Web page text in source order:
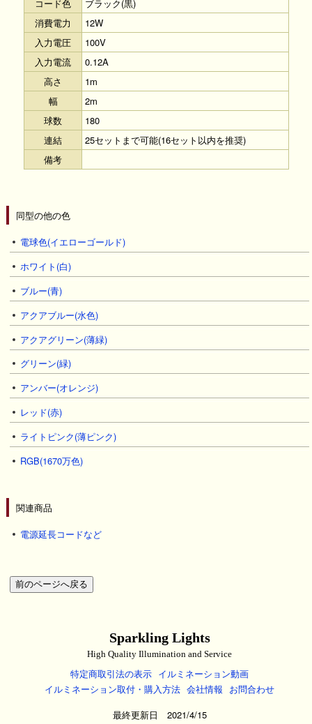
コード色
ブラック(黒)
消費電力
12W
入力電圧
100V
入力電流
0.12A
高さ
1m
幅
2m
球数
180
連結
25セットまで可能(16セット以内を推奨)
備考
同型の他の色
電球色(イエローゴールド)
ホワイト(白)
ブルー(青)
アクアブルー(水色)
アクアグリーン(薄緑)
グリーン(緑)
アンバー(オレンジ)
レッド(赤)
ライトピンク(薄ピンク)
RGB(1670万色)
関連商品
電源延長コードなど
Sparkling Lights
High Quality Illumination and Service
特定商取引法の表示 イルミネーション動画
イルミネーション取付・購入方法 会社情報 お問合わせ
最終更新日 2021/4/15